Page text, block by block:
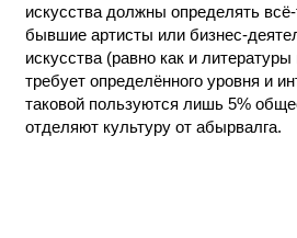
искусства должны определять
бывшие артисты или бизнес-
искусства (равно как и
требует определённого уровня и
таковой пользуются лишь 5%
отделяют культуру от абырвалга.